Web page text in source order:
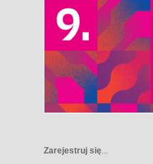
Zarejestruj się